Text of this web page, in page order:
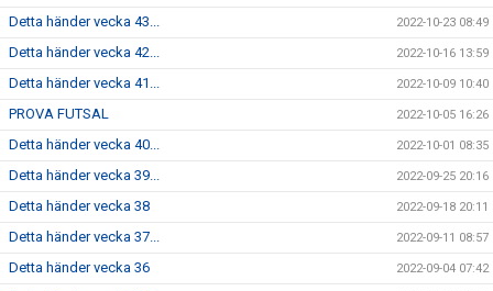
Detta händer vecka 43... 2022-10-23 08:49
Detta händer vecka 42... 2022-10-16 13:59
Detta händer vecka 41... 2022-10-09 10:40
PROVA FUTSAL 2022-10-05 16:26
Detta händer vecka 40... 2022-10-01 08:35
Detta händer vecka 39... 2022-09-25 20:16
Detta händer vecka 38 2022-09-18 20:11
Detta händer vecka 37... 2022-09-11 08:57
Detta händer vecka 36 2022-09-04 07:42